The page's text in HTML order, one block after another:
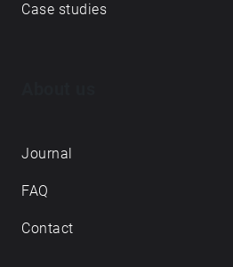
Case studies
Journal
FAQ
Contact